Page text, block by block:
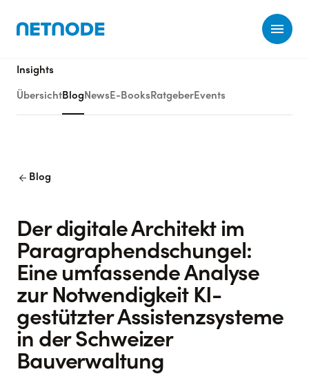
Insights
Übersicht Blog News E-Books Ratgeber Events
arrow_back Blog
Der digitale Architekt im
Paragraphendschungel:
Eine umfassende Analyse
zur Notwendigkeit KI-
gestützter Assistenzsysteme
in der Schweizer
Bauverwaltung